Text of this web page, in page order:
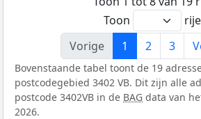
Toon
Vorige
1 2 3
Bovenstaande tabel toont de 19
postcodegebied 3402 VB. Dit zijn alle
postcode 3402VB in de BAG data van
2026.